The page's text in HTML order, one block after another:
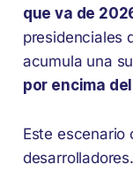
que va de
presidenciales
acumula una
por encima
Este escenario